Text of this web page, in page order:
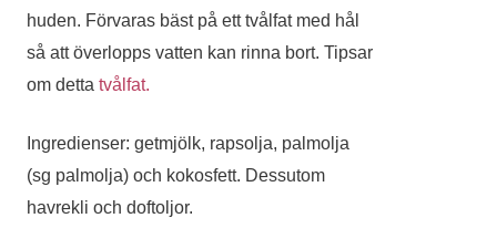
huden. Förvaras bäst på ett tvålfat med hål
så att överlopps vatten kan rinna bort. Tipsar
om dettatvålfat.
Ingredienser: getmjölk, rapsolja, palmolja
(sg palmolja) och kokosfett. Dessutom
havrekli och doftoljor.